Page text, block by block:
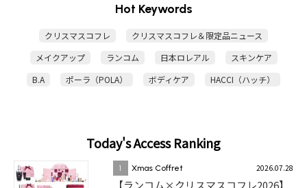
Hot Keywords
クリスマスコフレ
クリスマスコフレ＆限定品ニュース
メイクアップ
ランコム 日本ロレアル
スキンケア
B.A
ポーラ（POLA） ボディケア HACCI（ハッチ）
Today's Access Ranking
1 Xmas Coffret 2026.07.28
【ランコム×クリスマスコフレ2026】